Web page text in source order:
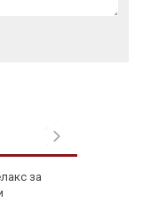
за